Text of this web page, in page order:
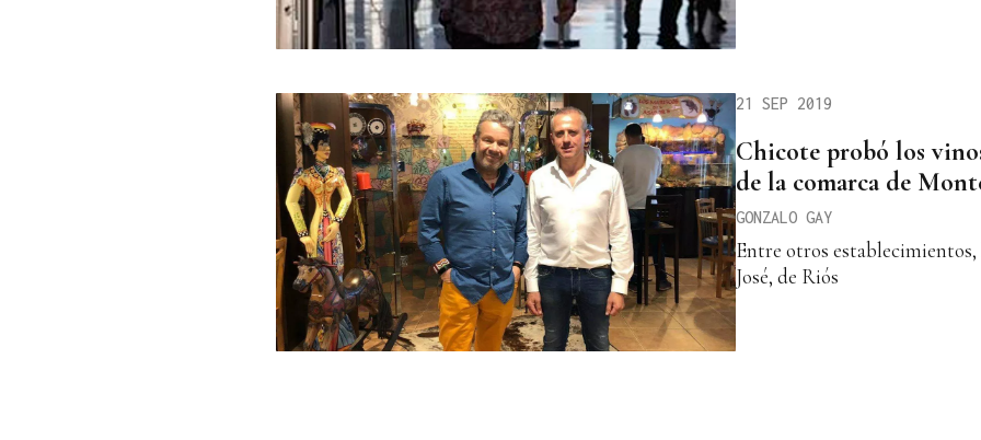
21 SEP 2019
Chicote probó los
de la comarca de
GONZALO GAY
Entre otros
José, de Riós